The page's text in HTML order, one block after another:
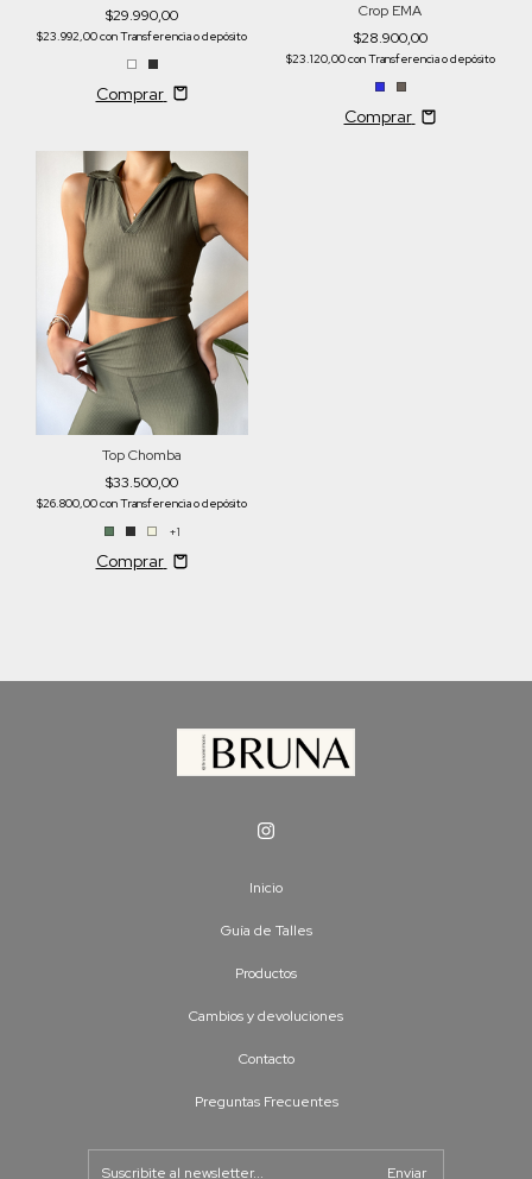
$29.990,00
$23.992,00conTransferencia o depósito
Comprar
Crop EMA
$28.900,00
$23.120,00conTransferencia o depósito
Comprar
Top Chomba
$33.500,00
$26.800,00conTransferencia o depósito
+1
Comprar
Inicio
Guía de Talles
Productos
Cambios y devoluciones
Contacto
Preguntas Frecuentes